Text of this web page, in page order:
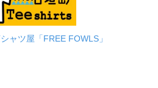
ャツ屋「FREE FOWLS」